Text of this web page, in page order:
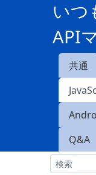
いつ
API
共通
Q&A